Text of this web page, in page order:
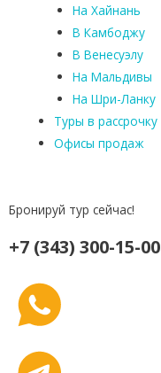
На Хайнань
В Камбоджу
В Венесуэлу
На Мальдивы
На Шри-Ланку
Туры в рассрочку
Офисы продаж
Бронируй тур сейчас!
+7 (343) 300-15-00